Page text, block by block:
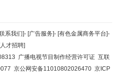
回顶部
回首页
系我们]- [广告服务]- [有色金属商务平台]-
才招聘]
广播电视节目制作经营许可证 互联
京公网安备11010802026470 京ICP